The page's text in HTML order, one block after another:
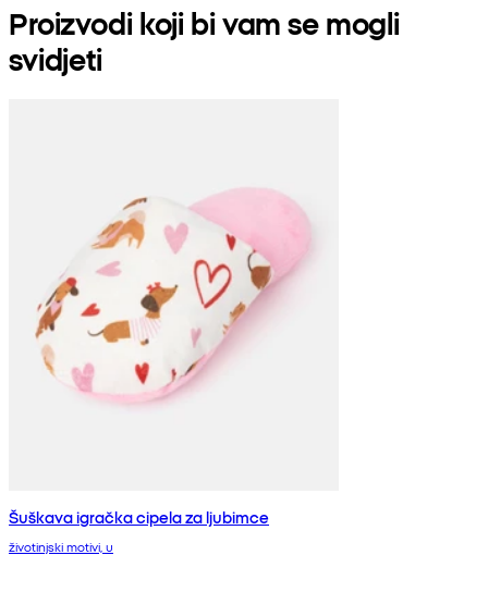
Proizvodi koji bi vam se mogli
svidjeti
Šuškava igračka cipela za ljubimce
životinjski motivi, u